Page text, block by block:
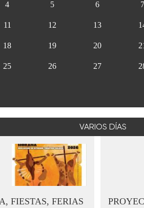
4 5 6 7
11 12 13
18 19 20
25 26 27
VARIOS DÍAS
FIESTAS, FERIAS